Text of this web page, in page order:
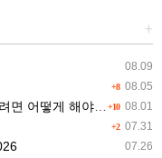
+
08.09
+8 08.05
+10 08.01
게 해야 하는 지요?
+2 07.31
07.26